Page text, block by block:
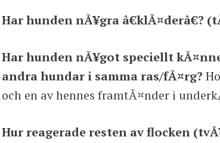
Har hunden nÃ¥gra â€klÃ¤derâ€?
Har hunden nÃ¥got speciellt
andra hundar i samma ras/fÃ¤rg?
och en av hennes framtÃ¤nder i
Hur reagerade resten av flocken